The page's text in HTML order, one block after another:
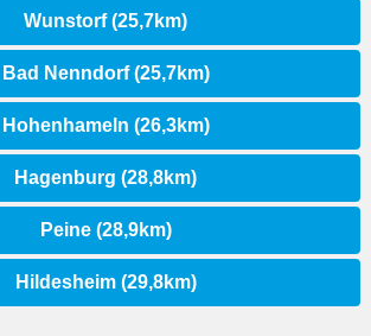
Wunstorf (25,7km)
Bad Nenndorf (25,7km)
Hohenhameln (26,3km)
Hagenburg (28,8km)
Peine (28,9km)
Hildesheim (29,8km)